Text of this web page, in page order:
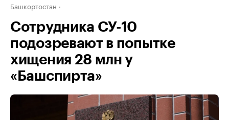
Башкортостан
Сотрудника СУ-10
подозревают в попытке
хищения 28 млн у
«Башспирта»